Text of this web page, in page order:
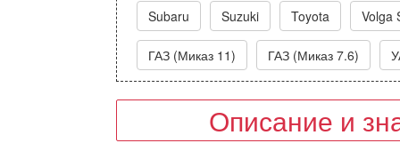
Subaru Suzuki Toyota Volga
ГАЗ (Миказ 11) ГАЗ (Миказ 7.6)
Описание и